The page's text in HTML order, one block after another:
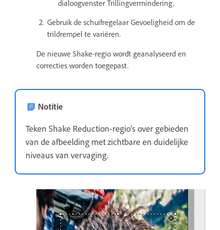
dialoogvenster Trillingvermindering.
Gebruik de schuifregelaar Gevoeligheid om de
trildrempel te variëren.
De nieuwe Shake-regio wordt geanalyseerd en
correcties worden toegepast.
Notitie
Teken Shake Reduction-regio's over gebieden
van de afbeelding met zichtbare en duidelijke
niveaus van vervaging.